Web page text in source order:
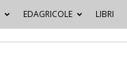
EDAGRICOLE LIBRI